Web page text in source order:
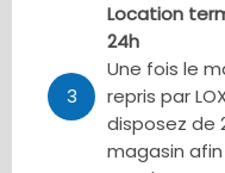
3
Location
24h
Une fois le
repris par
disposez de
magasin